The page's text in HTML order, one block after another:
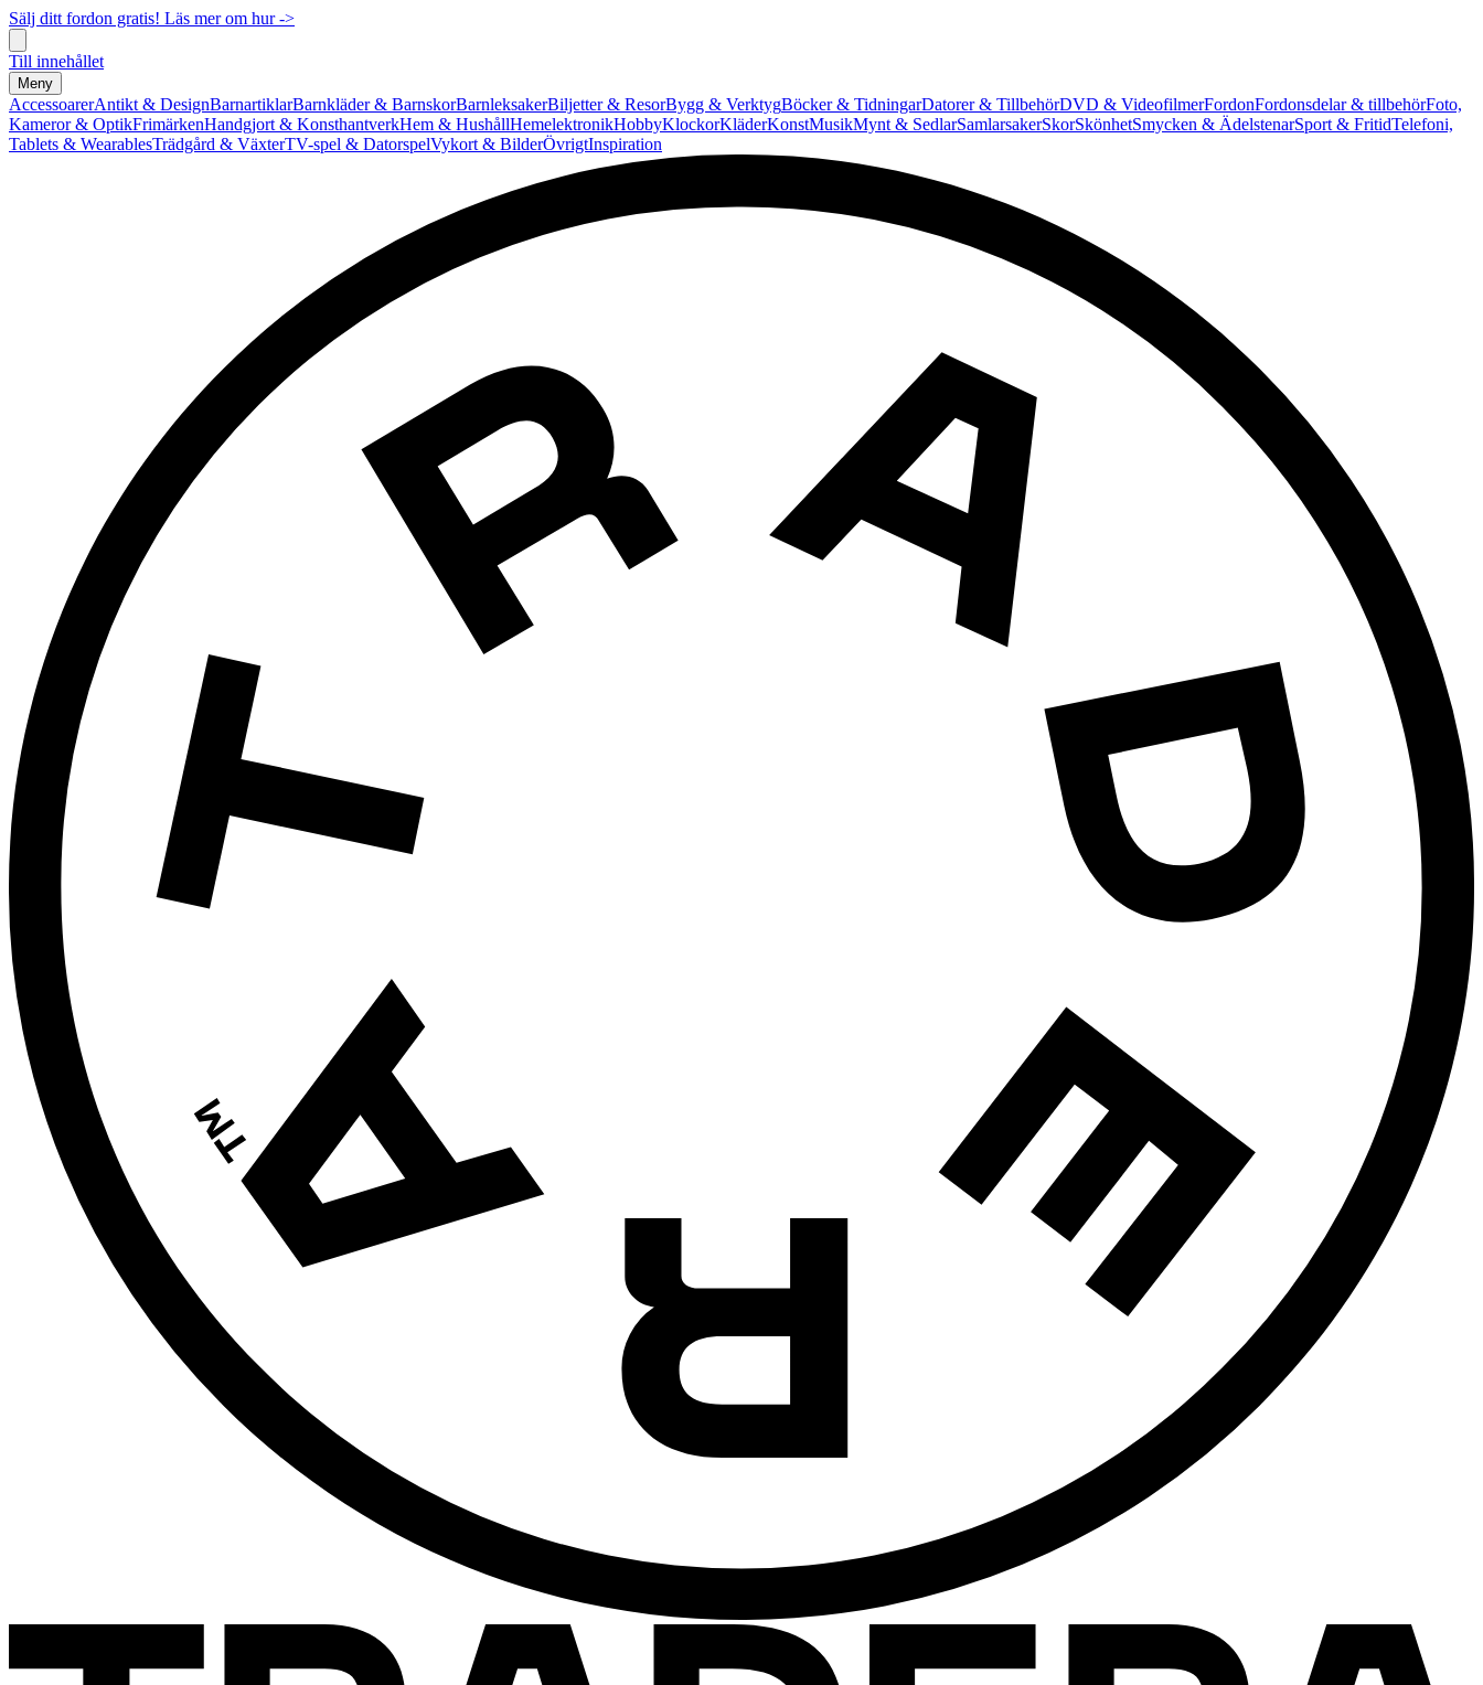
Sälj ditt fordon gratis! Läs mer om hur ->
Till innehållet
Meny
AccessoarerAntikt & DesignBarnartiklarBarnkläder & BarnskorBarnleksakerBiljetter & ResorBygg & VerktygBöcker & TidningarDatorer & TillbehörDVD & VideofilmerFordonFordonsdelar & tillbehörFoto,
Kameror & OptikFrimärkenHandgjort & KonsthantverkHem & HushållHemelektronikHobbyKlockorKläderKonstMusikMynt & SedlarSamlarsakerSkorSkönhetSmycken & ÄdelstenarSport & FritidTelefoni,
Tablets & WearablesTrädgård & VäxterTV-spel & DatorspelVykort & BilderÖvrigtInspiration